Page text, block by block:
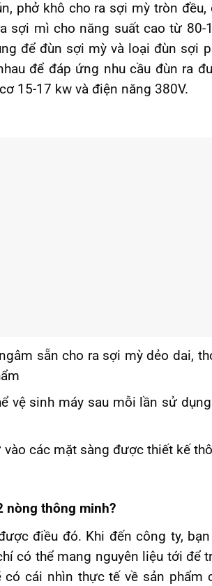
phở khô cho ra sợi mỳ tròn đều,
sợi mì cho năng suất cao từ 80-
để đùn sợi mỳ và loại đùn sợi
để đáp ứng nhu cầu đùn ra
15-17 kw và điện năng 380V.
sẵn cho ra sợi mỳ dẻo dai,
vệ sinh máy sau mỗi lần sử
các mặt sàng được thiết kế
nòng thông minh?
điều đó. Khi đến công ty,
có thể mang nguyên liệu tới để
cái nhìn thực tế về sản phẩm